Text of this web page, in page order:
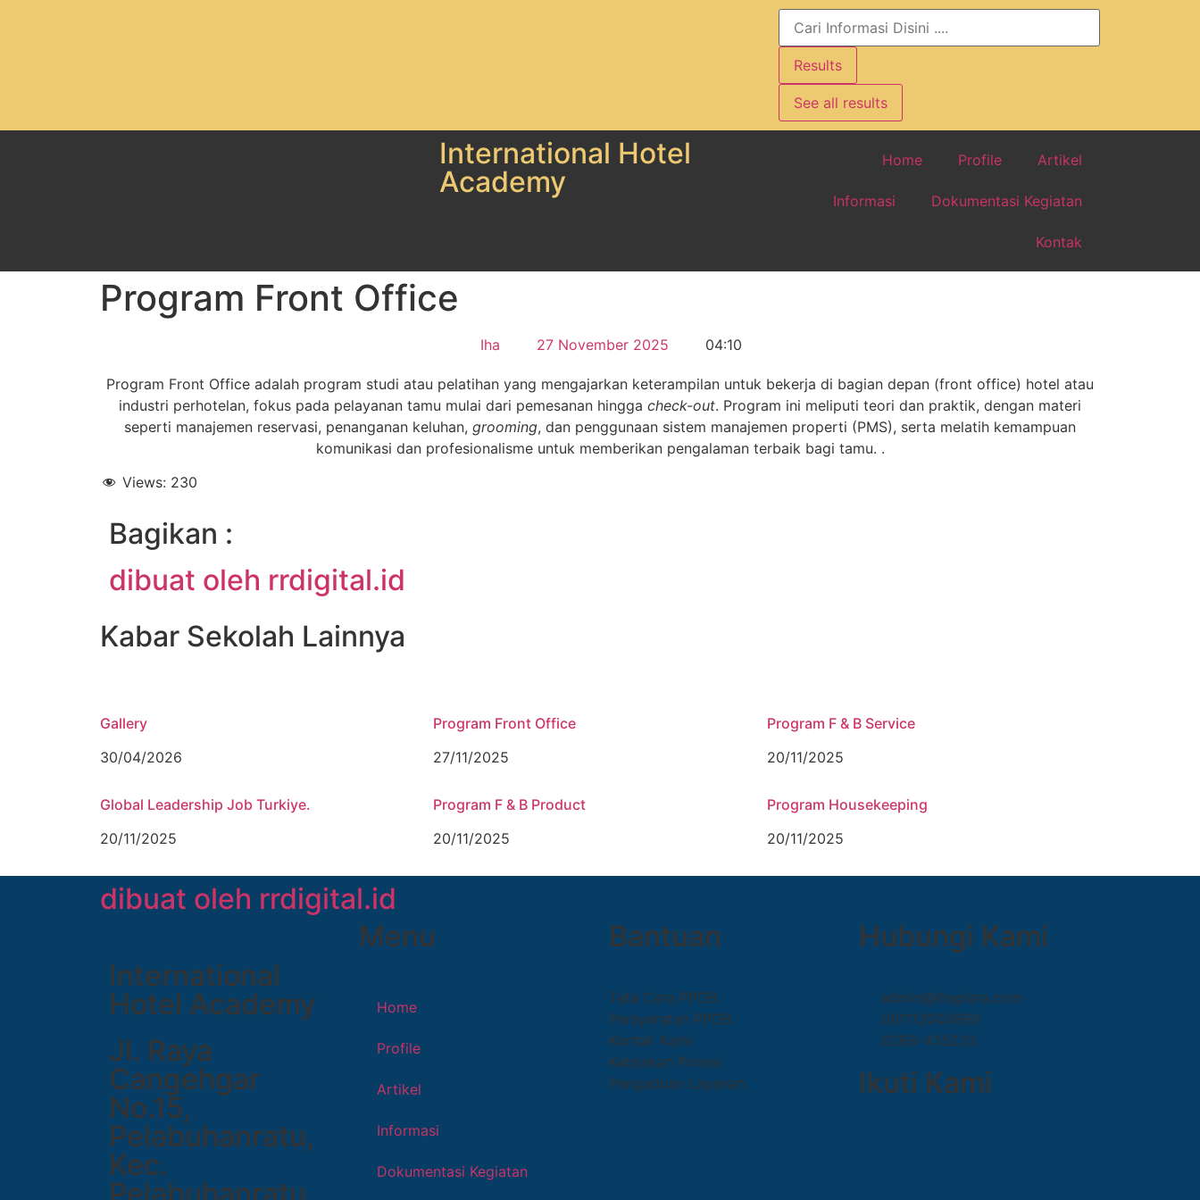
Results
See all results
International Hotel
Academy
Home Profile Artikel
Informasi Dokumentasi Kegiatan
Kontak
Program Front Office
Iha 27 November 2025 04:10
Program Front Office adalah program studi atau pelatihan yang mengajarkan keterampilan untuk bekerja di bagian depan (front office) hotel atau
industri perhotelan, fokus pada pelayanan tamu mulai dari pemesanan hingga check-out. Program ini meliputi teori dan praktik, dengan materi
seperti manajemen reservasi, penanganan keluhan, grooming, dan penggunaan sistem manajemen properti (PMS), serta melatih kemampuan
komunikasi dan profesionalisme untuk memberikan pengalaman terbaik bagi tamu. .
Views: 230
Bagikan :
dibuat oleh rrdigital.id
Kabar Sekolah Lainnya
Gallery
30/04/2026
Program Front Office
27/11/2025
Program F & B Service
20/11/2025
Global Leadership Job Turkiye.
20/11/2025
Program F & B Product
20/11/2025
Program Housekeeping
20/11/2025
dibuat oleh rrdigital.id
International
Hotel Academy
Jl. Raya
Cangehgar
No.15,
Pelabuhanratu,
Kec.
Menu
Home
Profile
Artikel
Informasi
Dokumentasi Kegiatan
Bantuan
Tata Cara PPDB
Persyaratan PPDB
Kontak Kami
Kebijakan Privasi
Pengaduan Layanan
Hubungi Kami
admin@ihaplara.com
081112003899
0266-435233
Ikuti Kami